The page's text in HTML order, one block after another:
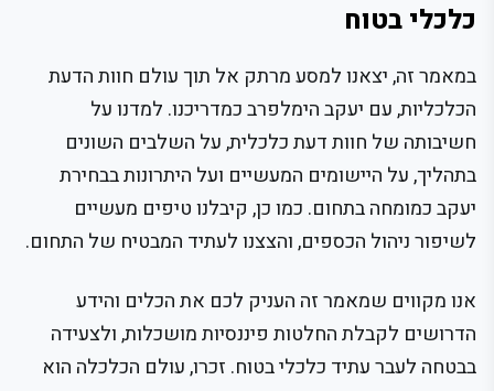
כלכלי בטוח
במאמר זה, יצאנו למסע מרתק אל תוך עולם חוות הדעת
הכלכליות, עם יעקב הימלפרב כמדריכנו. למדנו על
חשיבותה של חוות דעת כלכלית, על השלבים השונים
בתהליך, על היישומים המעשיים ועל היתרונות בבחירת
יעקב כמומחה בתחום. כמו כן, קיבלנו טיפים מעשיים
לשיפור ניהול הכספים, והצצנו לעתיד המבטיח של התחום.
אנו מקווים שמאמר זה העניק לכם את הכלים והידע
הדרושים לקבלת החלטות פיננסיות מושכלות, ולצעידה
בבטחה לעבר עתיד כלכלי בטוח. זכרו, עולם הכלכלה הוא